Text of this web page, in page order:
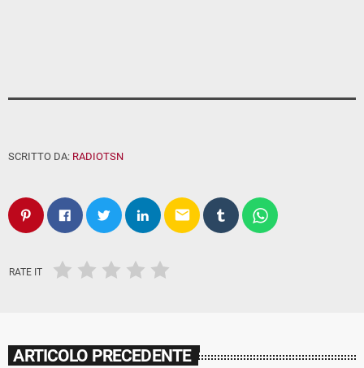
SCRITTO DA: RADIOTSN
email
RATE IT
ARTICOLO PRECEDENTE